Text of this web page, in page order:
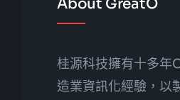
About GreatO
桂源科技擁有十多
造業資訊化經驗，以